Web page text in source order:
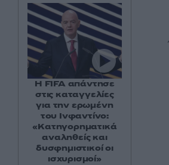
Η FIFA απάντησε
στις καταγγελίες
για την ερωμένη
του Ινφαντίνο:
«Κατηγορηματικά
αναληθείς και
δυσφημιστικοί οι
ισχυρισμοί»